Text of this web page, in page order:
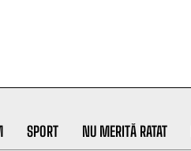
SPORT NU MERITĂ RATAT